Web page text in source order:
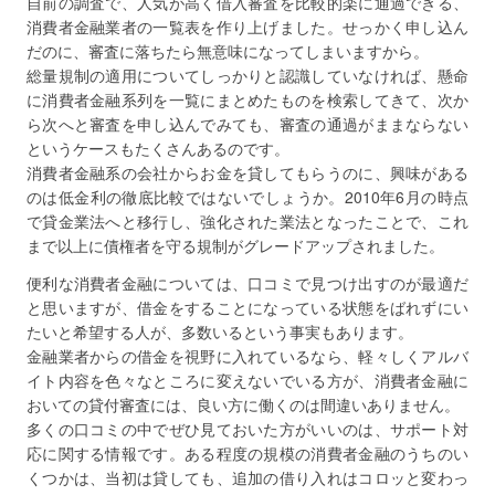
消費者金融業者の一覧表を作り上げました。せっかく申し込ん
だのに、審査に落ちたら無意味になってしまいますから。
総量規制の適用についてしっかりと認識していなければ、懸命
に消費者金融系列を一覧にまとめたものを検索してきて、次か
ら次へと審査を申し込んでみても、審査の通過がままならない
というケースもたくさんあるのです。
消費者金融系の会社からお金を貸してもらうのに、興味がある
のは低金利の徹底比較ではないでしょうか。2010年6月の時点
で貸金業法へと移行し、強化された業法となったことで、これ
まで以上に債権者を守る規制がグレードアップされました。
便利な消費者金融については、口コミで見つけ出すのが最適だ
と思いますが、借金をすることになっている状態をばれずにい
たいと希望する人が、多数いるという事実もあります。
金融業者からの借金を視野に入れているなら、軽々しくアルバ
イト内容を色々なところに変えないでいる方が、消費者金融に
おいての貸付審査には、良い方に働くのは間違いありません。
多くの口コミの中でぜひ見ておいた方がいいのは、サポート対
応に関する情報です。ある程度の規模の消費者金融のうちのい
くつかは、当初は貸しても、追加の借り入れはコロッと変わっ